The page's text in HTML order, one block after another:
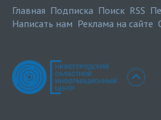
Главная Подписка Поиск RSS
Написать нам Реклама на сайте